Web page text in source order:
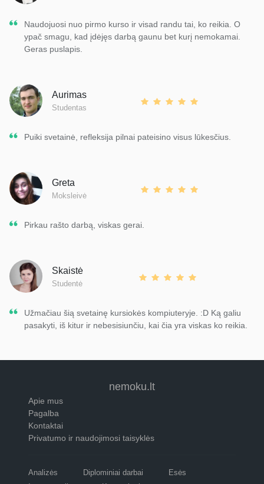
Naudojuosi nuo pirmo kurso ir visad randu tai, ko reikia. O
ypač smagu, kad įdėjęs darbą gaunu bet kurį nemokamai.
Geras puslapis.
Aurimas
Studentas
Puiki svetainė, refleksija pilnai pateisino visus lūkesčius.
Greta
Moksleivė
Pirkau rašto darbą, viskas gerai.
Skaistė
Studentė
Užmačiau šią svetainę kursiokės kompiuteryje. :D Ką galiu
pasakyti, iš kitur ir nebesisiunčiu, kai čia yra viskas ko reikia.
nemoku.lt
Apie mus
Pagalba
Kontaktai
Privatumo ir naudojimosi taisyklės
Analizės Diplominiai darbai
Esės